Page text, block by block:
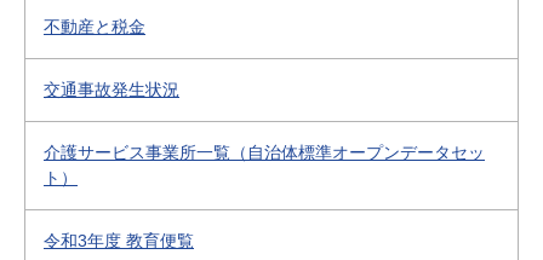
不動産と税金
交通事故発生状況
介護サービス事業所一覧（自治体標準オープンデータセッ
ト）
令和3年度 教育便覧